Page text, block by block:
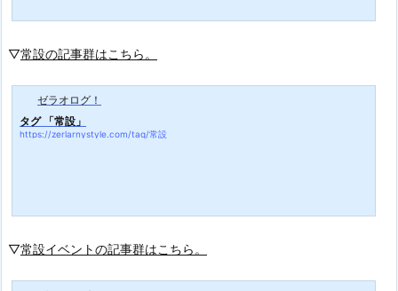
▽常設の記事群はこちら。
ゼラオログ！
タグ 「常設」
https://zerlarnystyle.com/tag/常設
▽常設イベントの記事群はこちら。